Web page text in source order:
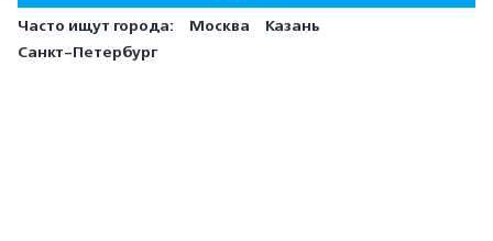
Часто ищут города: Москва
Казань
Санкт-Петербург